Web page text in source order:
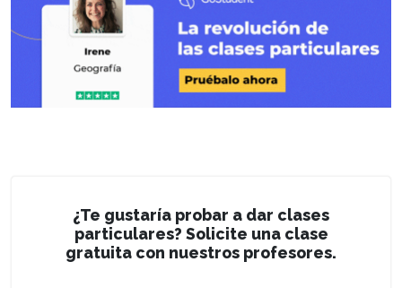
¿Te gustaría probar a dar clases
particulares? Solicite una clase
gratuita con nuestros profesores.